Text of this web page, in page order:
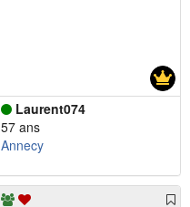
Laurent074
57 ans
Annecy